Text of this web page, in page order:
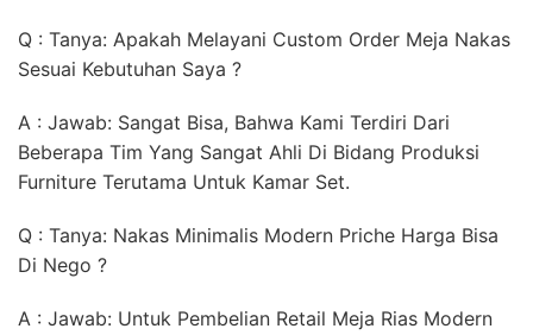
Q : Tanya: Apakah Melayani Custom Order Meja Nakas
Sesuai Kebutuhan Saya ?
A : Jawab: Sangat Bisa, Bahwa Kami Terdiri Dari
Beberapa Tim Yang Sangat Ahli Di Bidang Produksi
Furniture Terutama Untuk Kamar Set.
Q : Tanya: Nakas Minimalis Modern Priche Harga Bisa
Di Nego ?
A : Jawab: Untuk Pembelian Retail Meja Rias Modern